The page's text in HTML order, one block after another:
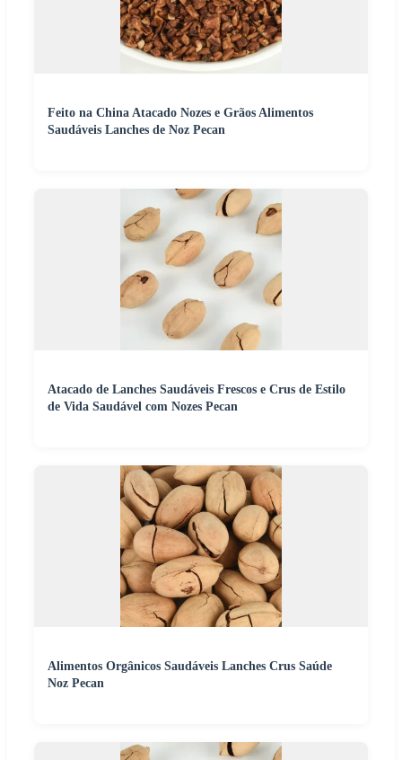
Feito na China Atacado Nozes e Grãos Alimentos
Saudáveis Lanches de Noz Pecan
Atacado de Lanches Saudáveis Frescos e Crus de Estilo
de Vida Saudável com Nozes Pecan
Alimentos Orgânicos Saudáveis Lanches Crus Saúde
Noz Pecan